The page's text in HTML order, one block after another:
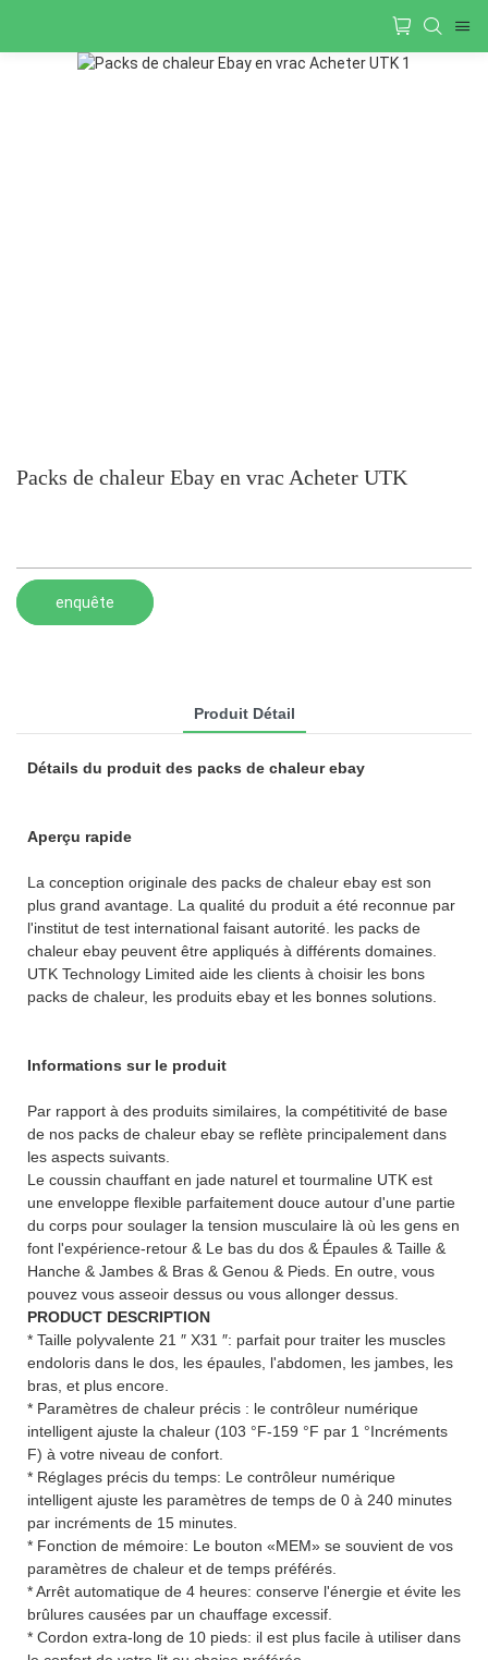
Packs de chaleur Ebay en vrac Acheter UTK
enquête
Produit Détail
Détails du produit des packs de chaleur ebay
Aperçu rapide
La conception originale des packs de chaleur ebay est son
plus grand avantage. La qualité du produit a été reconnue par
l'institut de test international faisant autorité. les packs de
chaleur ebay peuvent être appliqués à différents domaines.
UTK Technology Limited aide les clients à choisir les bons
packs de chaleur, les produits ebay et les bonnes solutions.
Informations sur le produit
Par rapport à des produits similaires, la compétitivité de base
de nos packs de chaleur ebay se reflète principalement dans
les aspects suivants.
Le coussin chauffant en jade naturel et tourmaline UTK est
une enveloppe flexible parfaitement douce autour d'une partie
du corps pour soulager la tension musculaire là où les gens en
font l'expérience-retour & Le bas du dos & Épaules & Taille &
Hanche & Jambes & Bras & Genou & Pieds. En outre, vous
pouvez vous asseoir dessus ou vous allonger dessus.
PRODUCT DESCRIPTION
* Taille polyvalente 21 ″ X31 ″: parfait pour traiter les muscles
endoloris dans le dos, les épaules, l'abdomen, les jambes, les
bras, et plus encore.
* Paramètres de chaleur précis : le contrôleur numérique
intelligent ajuste la chaleur (103 °F-159 °F par 1 °Incréments
F) à votre niveau de confort.
* Réglages précis du temps: Le contrôleur numérique
intelligent ajuste les paramètres de temps de 0 à 240 minutes
par incréments de 15 minutes.
* Fonction de mémoire: Le bouton «MEM» se souvient de vos
paramètres de chaleur et de temps préférés.
* Arrêt automatique de 4 heures: conserve l'énergie et évite les
brûlures causées par un chauffage excessif.
* Cordon extra-long de 10 pieds: il est plus facile à utiliser dans